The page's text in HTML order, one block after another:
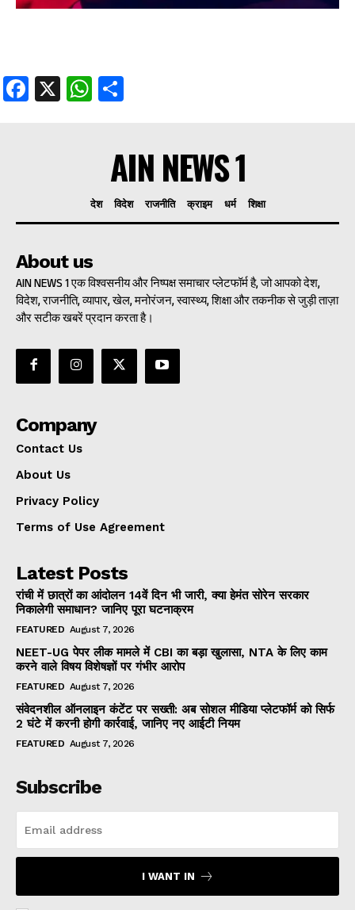
Facebook
X WhatsApp
AIN NEWS 1
देश विदेश राजनीति क्राइम धर्म शिक्षा
About us
AIN NEWS 1 एक विश्वसनीय और निष्पक्ष समाचार प्लेटफॉर्म है, जो आपको देश,
विदेश, राजनीति, व्यापार, खेल, मनोरंजन, स्वास्थ्य, शिक्षा और तकनीक से जुड़ी ताज़ा
और सटीक खबरें प्रदान करता है।
Company
Contact Us
About Us
Privacy Policy
Terms of Use Agreement
Latest Posts
रांची में छात्रों का आंदोलन 14वें दिन भी जारी, क्या हेमंत सोरेन सरकार
निकालेगी समाधान? जानिए पूरा घटनाक्रम
FEATURED August 7, 2026
NEET-UG पेपर लीक मामले में CBI का बड़ा खुलासा, NTA के लिए काम
करने वाले विषय विशेषज्ञों पर गंभीर आरोप
FEATURED August 7, 2026
संवेदनशील ऑनलाइन कंटेंट पर सख्ती: अब सोशल मीडिया प्लेटफॉर्म को सिर्फ
2 घंटे में करनी होगी कार्रवाई, जानिए नए आईटी नियम
FEATURED August 7, 2026
Subscribe
I WANT IN